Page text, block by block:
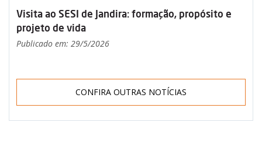
Visita ao SESI de Jandira: formação, propósito e
projeto de vida
Publicado em: 29/5/2026
CONFIRA OUTRAS NOTÍCIAS